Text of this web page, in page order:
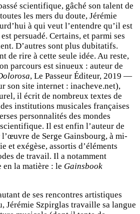
scientifique, gâché son talent de
les mers du doute, Jérémie
à qui veut l’entendre qu’il est
persuadé. Certains, et parmi ses
D’autres sont plus dubitatifs.
de rire à cette seule idée. Au reste,
parcours est sinueux : auteur de
, Le Passeur Éditeur, 2019 —
son site internet : inacheve.net),
il écrit de nombreux textes de
institutions musicales françaises
personnalités des mondes
Il est enfin l’auteur de
de Serge Gainsbourg, à mi-
et exégèse, assortis d’éléments
de travail. Il a notamment
en la matière : le Gainsbook
de ses rencontres artistiques
Jérémie Szpirglas travaille sa langue